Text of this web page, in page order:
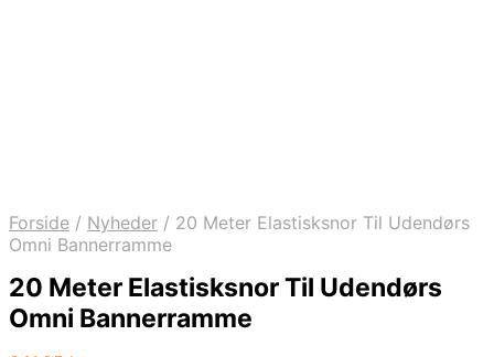
Forside / Nyheder / 20 Meter Elastisksnor Til Udendørs
Omni Bannerramme
20 Meter Elastisksnor Til Udendørs
Omni Bannerramme